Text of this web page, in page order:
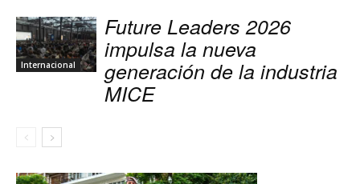
Internacional
Future Leaders 2026
impulsa la nueva
generación de la industria
MICE